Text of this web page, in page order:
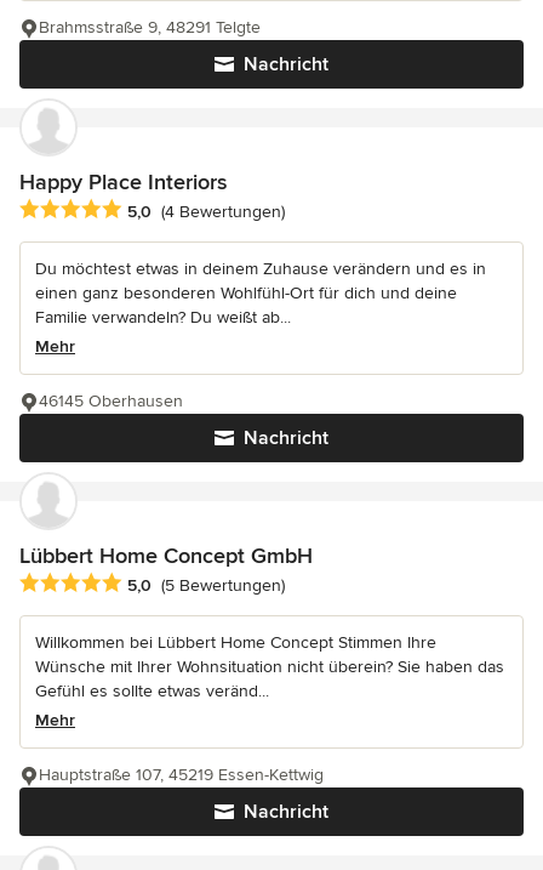
Nachricht
Brahmsstraße 9, 48291 Telgte
Happy Place Interiors
Durchschnittliche Bewertung: 5 von 5 Sternen
5,0 (4 Bewertungen)
Du möchtest etwas in deinem Zuhause verändern und es in
einen ganz besonderen Wohlfühl-Ort für dich und deine
Familie verwandeln? Du weißt ab...
Mehr
Nachricht
46145 Oberhausen
Lübbert Home Concept GmbH
Durchschnittliche Bewertung: 5 von 5 Sternen
5,0 (5 Bewertungen)
Willkommen bei Lübbert Home Concept Stimmen Ihre
Wünsche mit Ihrer Wohnsituation nicht überein? Sie haben das
Gefühl es sollte etwas veränd...
Mehr
Nachricht
Hauptstraße 107, 45219 Essen-Kettwig